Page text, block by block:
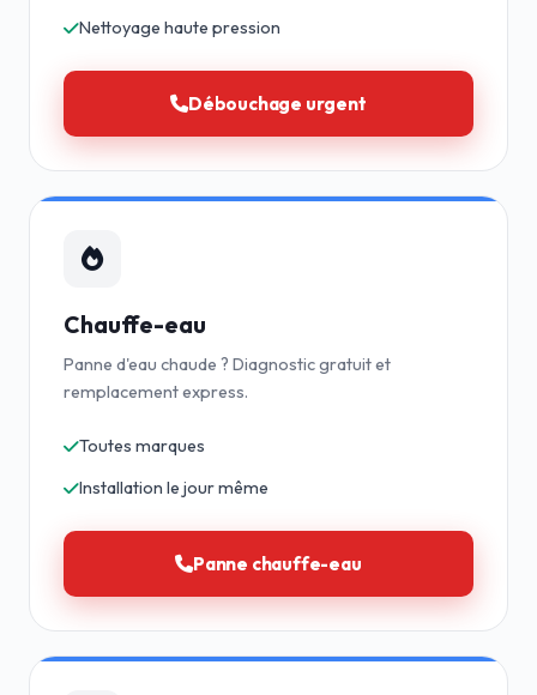
Nettoyage haute pression
Débouchage urgent
Chauffe-eau
Panne d'eau chaude ? Diagnostic gratuit et
remplacement express.
Toutes marques
Installation le jour même
Panne chauffe-eau